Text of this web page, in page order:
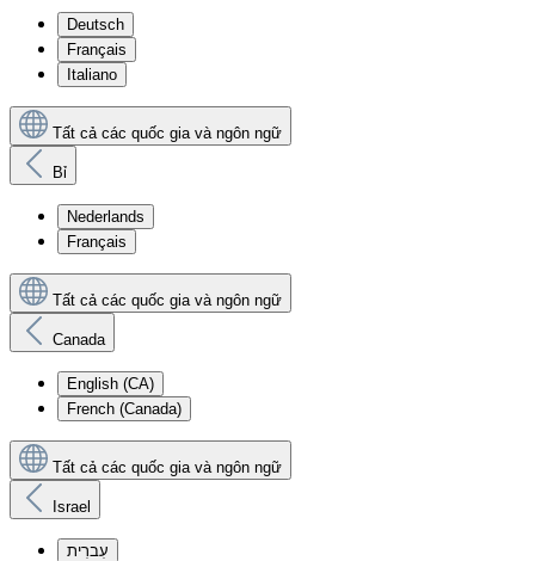
Deutsch
Français
Italiano
Tất cả các quốc gia và ngôn ngữ
Bỉ
Nederlands
Français
Tất cả các quốc gia và ngôn ngữ
Canada
English (CA)
French (Canada)
Tất cả các quốc gia và ngôn ngữ
Israel
עִברִית